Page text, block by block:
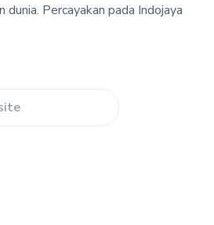
dunia. Percayakan pada Indojaya